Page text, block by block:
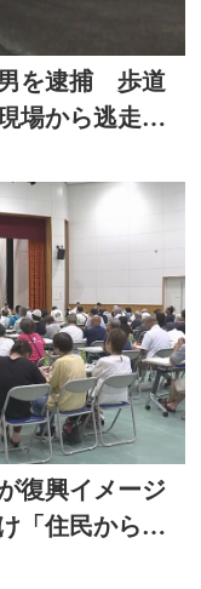
を逮捕 歩道
場から逃走し
復興イメージ
「住民からは